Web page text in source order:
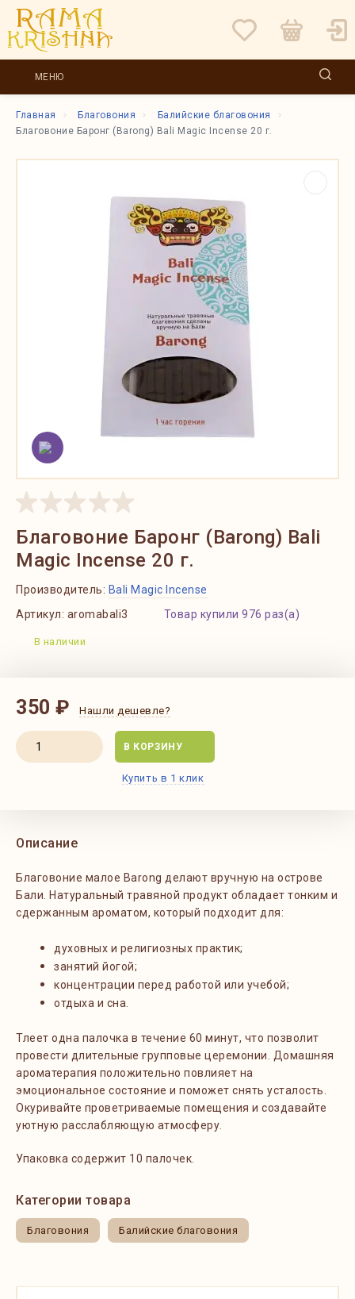
МЕНЮ
Главная Благовония
Балийские благовония
Благовоние Баронг (Barong) Bali Magic Incense 20 г.
Благовоние Баронг (Barong) Bali
Magic Incense 20 г.
Производитель: Bali Magic Incense
Артикул: aromabali3 Товар купили 976 раз(а)
В наличии
350 ₽ Нашли дешевле?
В КОРЗИНУ
Купить в 1 клик
Описание
Благовоние малое Barong делают вручную на острове
Бали. Натуральный травяной продукт обладает тонким и
сдержанным ароматом, который подходит для:
духовных и религиозных практик;
занятий йогой;
концентрации перед работой или учебой;
отдыха и сна.
Тлеет одна палочка в течение 60 минут, что позволит
провести длительные групповые церемонии. Домашняя
ароматерапия положительно повлияет на
эмоциональное состояние и поможет снять усталость.
Окуривайте проветриваемые помещения и создавайте
уютную расслабляющую атмосферу.
Упаковка содержит 10 палочек.
Категории товара
Благовония Балийские благовония